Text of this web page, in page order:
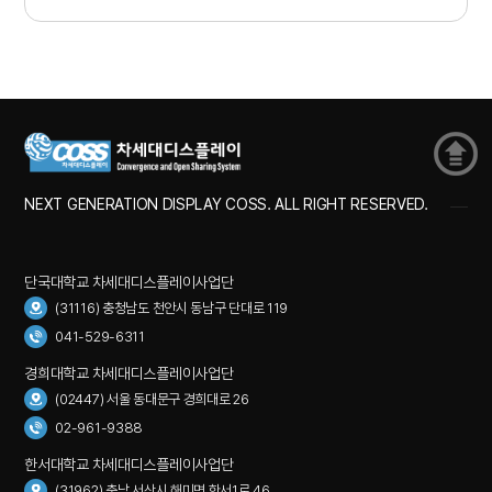
NEXT GENERATION DISPLAY COSS. ALL RIGHT RESERVED.
단국대학교 차세대디스플레이사업단
(31116) 충청남도 천안시 동남구 단대로 119
041-529-6311
경희대학교 차세대디스플레이사업단
(02447) 서울 동대문구 경희대로 26
02-961-9388
한서대학교 차세대디스플레이사업단